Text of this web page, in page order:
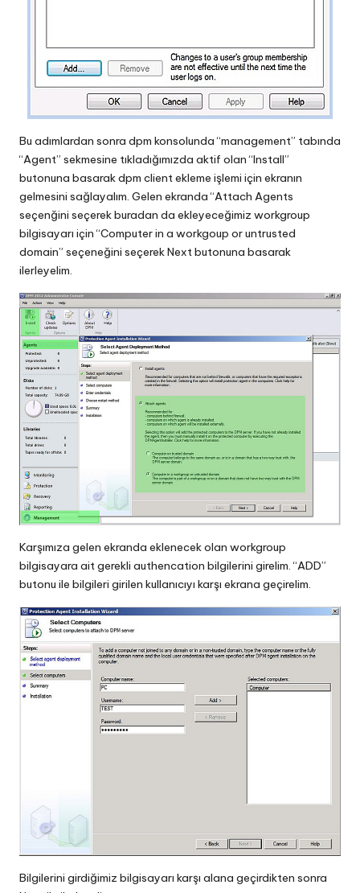
Bu adımlardan sonra dpm konsolunda “management” tabında
“Agent” sekmesine tıkladığımızda aktif olan “Install”
butonuna basarak dpm client ekleme işlemi için ekranın
gelmesini sağlayalım. Gelen ekranda “Attach Agents
seçenğini seçerek buradan da ekleyeceğimiz workgroup
bilgisayarı için “Computer in a workgoup or untrusted
domain” seçeneğini seçerek Next butonuna basarak
ilerleyelim.
Karşımıza gelen ekranda eklenecek olan workgroup
bilgisayara ait gerekli authencation bilgilerini girelim. “ADD”
butonu ile bilgileri girilen kullanıcıyı karşı ekrana geçirelim.
Bilgilerini girdiğimiz bilgisayarı karşı alana geçirdikten sonra